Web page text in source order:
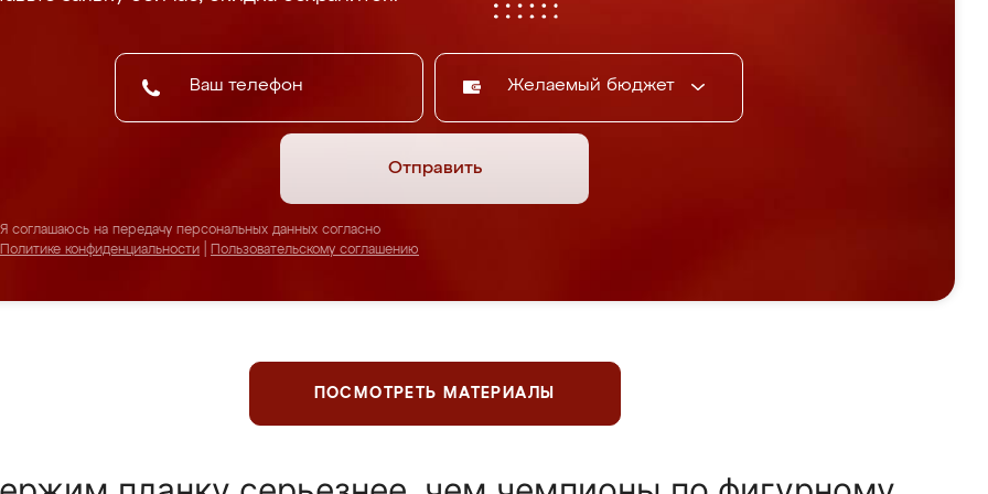
Желаемый бюджет
Отправить
Я соглашаюсь на передачу персональных данных согласно
Политике конфиденциальности
Пользовательскому соглашению
ПОСМОТРЕТЬ МАТЕРИАЛЫ